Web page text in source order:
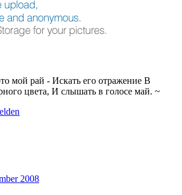
мой рай - Искать его отражение В
цвета, И слышать в голосе май. ~
2008